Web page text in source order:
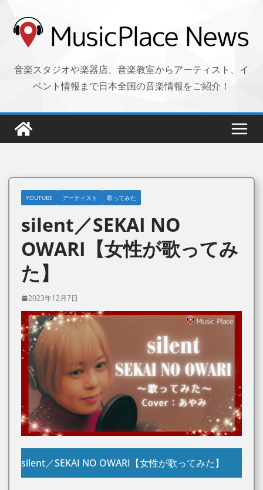
音楽スタジオや楽器店、音楽教室からアーティスト、イ
ベント情報まで日本全国の音楽情報をご紹介！
YOUTUBE アーティスト 歌ってみた
silent／SEKAI NO
OWARI【女性が歌ってみ
た】
2023年12月7日
silent／SEKAI NO OWARI【女性が歌ってみた】